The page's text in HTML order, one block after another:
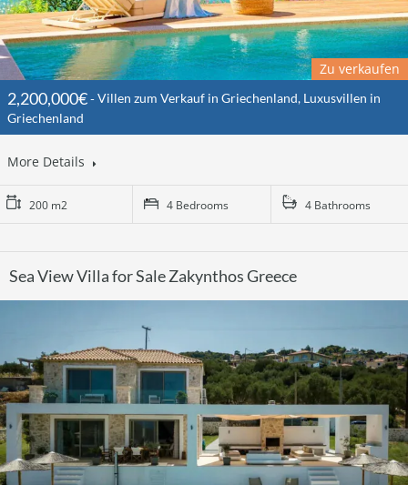
Zu verkaufen
2,200,000€
Villen zum Verkauf in Griechenland, Luxusvillen in
Griechenland
More Details
200 m2 4 Bedrooms 4 Bathrooms
Sea View Villa for Sale Zakynthos Greece